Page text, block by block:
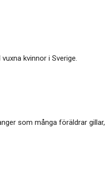
kvinnor i Sverige.
som många föräldrar gillar,